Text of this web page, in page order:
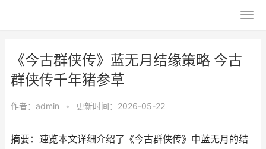
《今古群侠传》蓝无月结缘策略 今古
群侠传千年猪参草
作者： admin • 更新时间：2026-05-22
摘要：速览本文详细介绍了《今古群侠传》中蓝无月的结